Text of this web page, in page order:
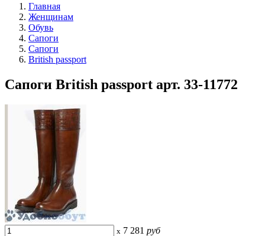
Главная
Женщинам
Обувь
Сапоги
Сапоги
British passport
Сапоги British passport арт. 33-11772
x 7 281 руб